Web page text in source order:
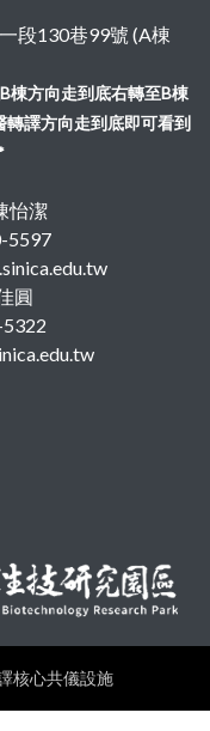
段130巷99號 (A棟
棟方向走到底右轉至B棟
譯方向走到底即可看到
怡潔
5597
圓
核心共儀設施